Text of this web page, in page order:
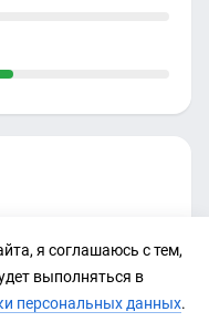
я соглашаюсь с тем,
выполняться в
персональных данных.